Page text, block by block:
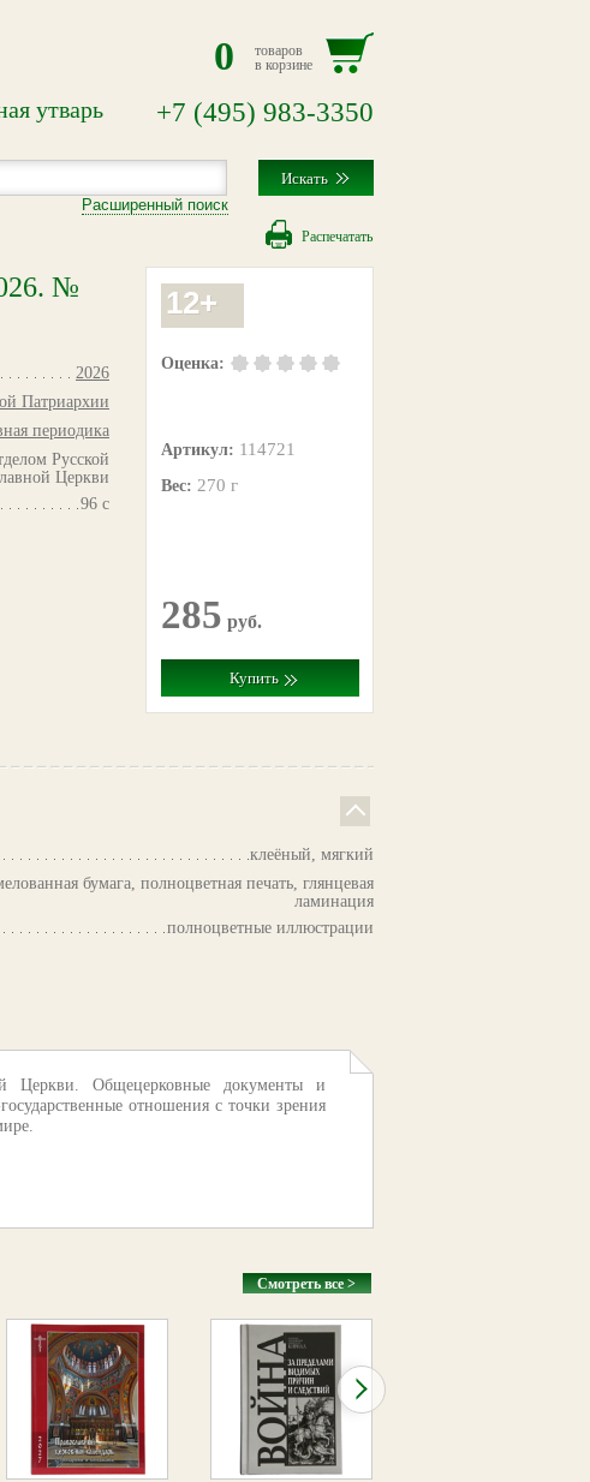
0
товаров
в корзине
утварь +7 (495) 983-3350
Расширенный поиск
Распечатать
12+
Оценка:
Артикул: 114721
Вес: 270 г
285 руб.
Купить
№
2026
Патриархии
периодика
Русской
Церкви
96 с
клеёный, мягкий
бумага, полноцветная печать, глянцевая
ламинация
полноцветные иллюстрации
Церкви. Общецерковные документы и
отношения с точки зрения
Смотреть все >